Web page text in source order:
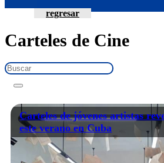
Programas
Periodistas
¿Quiénes Somos?
regresar
Carteles de Cine
Carteles de jóvenes artistas
este verano en Cuba